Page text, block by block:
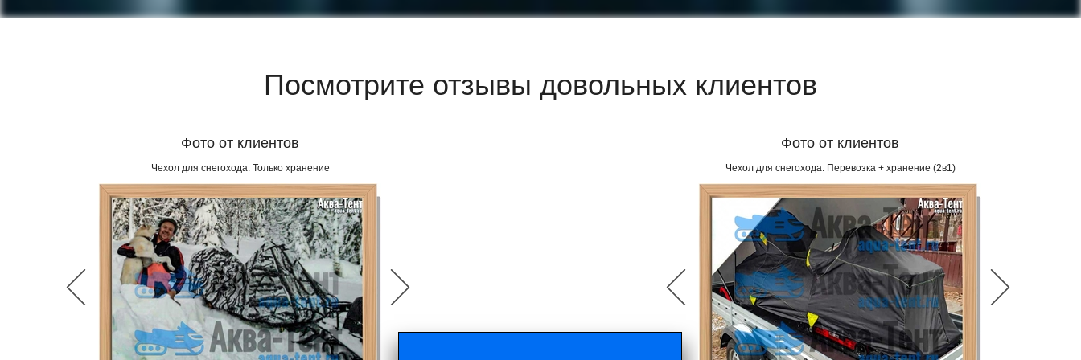
Посмотрите отзывы довольных клиентов
Фото от клиентов
Чехол для снегохода. Только хранение
Фото от клиентов
Чехол для снегохода. Перевозка + хранение (2в1)